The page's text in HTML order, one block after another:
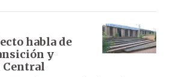
habla de
y